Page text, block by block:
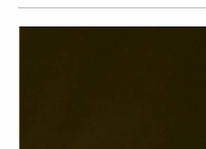
出。這場演出為他時
一，吸引大量歌迷
台Threads連續發布
重返舞台的心情。不